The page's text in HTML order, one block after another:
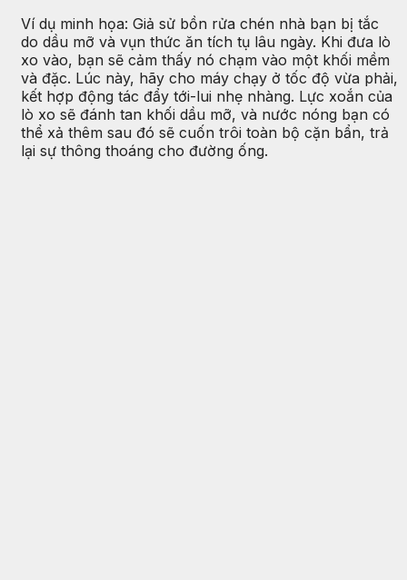
Ví dụ minh họa: Giả sử bồn rửa chén nhà bạn bị tắc
do dầu mỡ và vụn thức ăn tích tụ lâu ngày. Khi đưa lò
xo vào, bạn sẽ cảm thấy nó chạm vào một khối mềm
và đặc. Lúc này, hãy cho máy chạy ở tốc độ vừa phải,
kết hợp động tác đẩy tới-lui nhẹ nhàng. Lực xoắn của
lò xo sẽ đánh tan khối dầu mỡ, và nước nóng bạn có
thể xả thêm sau đó sẽ cuốn trôi toàn bộ cặn bẩn, trả
lại sự thông thoáng cho đường ống.